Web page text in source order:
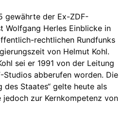
gewährte der Ex-ZDF-
Wolfgang Herles Einblicke in
rechtlichen Rundfunks
von Helmut Kohl.
sei er 1991 von der Leitung
Studios abberufen worden. Die
des Staates“ gelte heute als
jedoch zur Kernkompetenz von